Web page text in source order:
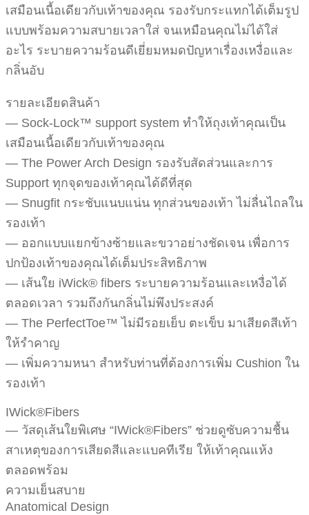
เสมือนเนื้อเดียวกับเท้าของคุณ รองรับกระแทกได้เต็มรูป
แบบพร้อมความสบายเวลาใส่ จนเหมือนคุณไม่ได้ใส่
อะไร ระบายความร้อนดีเยี่ยมหมดปัญหาเรื่องเหงื่อและ
กลิ่นอับ
รายละเอียดสินค้า
— Sock-Lock™ support system ทำให้ถุงเท้าคุณเป็น
เสมือนเนื้อเดียวกับเท้าของคุณ
— The Power Arch Design รองรับสัดส่วนและการ
Support ทุกจุดของเท้าคุณได้ดีที่สุด
— Snugfit กระชับแนบแน่น ทุกส่วนของเท้า ไม่ลื่นไถลใน
รองเท้า
— ออกแบบแยกข้างซ้ายและขวาอย่างชัดเจน เพื่อการ
ปกป้องเท้าของคุณได้เต็มประสิทธิภาพ
— เส้นใย iWick® fibers ระบายความร้อนและเหงื่อได้
ตลอดเวลา รวมถึงกันกลิ่นไม่พึงประสงค์
— The PerfectToe™ ไม่มีรอยเย็บ ตะเข็บ มาเสียดสีเท้า
ให้รำคาญ
— เพิ่มความหนา สำหรับท่านที่ต้องการเพิ่ม Cushion ใน
รองเท้า
IWick®Fibers
— วัสดุเส้นใยพิเศษ “IWick®Fibers” ช่วยดูซับความชื้น
สาเหตุของการเสียดสีและแบคทีเรีย ให้เท้าคุณแห้ง
ตลอดพร้อม
ความเย็นสบาย
Anatomical Design